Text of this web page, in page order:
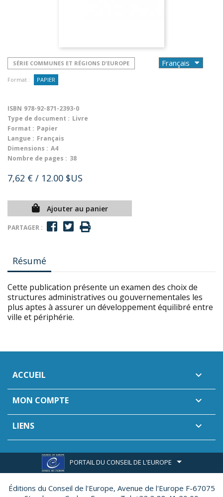
SÉRIE COMMUNES ET RÉGIONS D'EUROPE
Format : PAPIER
ISBN 978-92-871-2393-0
Type de document : Livre
Format : Papier
Langue : Français
Dimensions : A4
Nombre de pages : 38
7,62 € / 12.00 $US
Ajouter au panier
PARTAGER :
Résumé
Cette publication présente un examen des choix de
structures administratives ou gouvernementales les
plus aptes à assurer un développement équilibré entre
ville et périphérie.
ACCUEIL 
MON COMPTE 
LIENS 
PORTAIL DU CONSEIL DE L'EUROPE
Éditions du Conseil de l'Europe, Avenue de l'Europe F-67075